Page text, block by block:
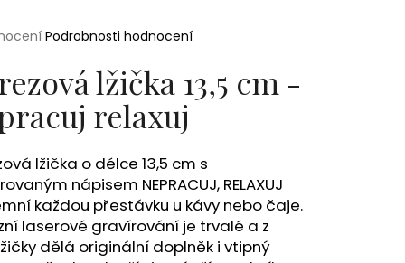
Podrobnosti hodnocení
lžička 13,5 cm -
relaxuj
lžička o délce 13,5 cm s
nápisem NEPRACUJ, RELAXUJ
každou přestávku u kávy nebo čaje.
laserové gravírování je trvalé a z
dělá originální doplněk i vtipný
Následující